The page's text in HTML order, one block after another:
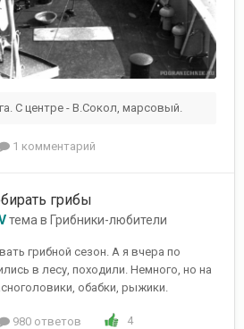
С центре - В.Сокол, марсовый.
1 комментарий
грибы
тема в Грибники-любители
грибной сезон. А я вчера по
в лесу, походили. Немного, но на
обабки, рыжики.
980 ответов 4